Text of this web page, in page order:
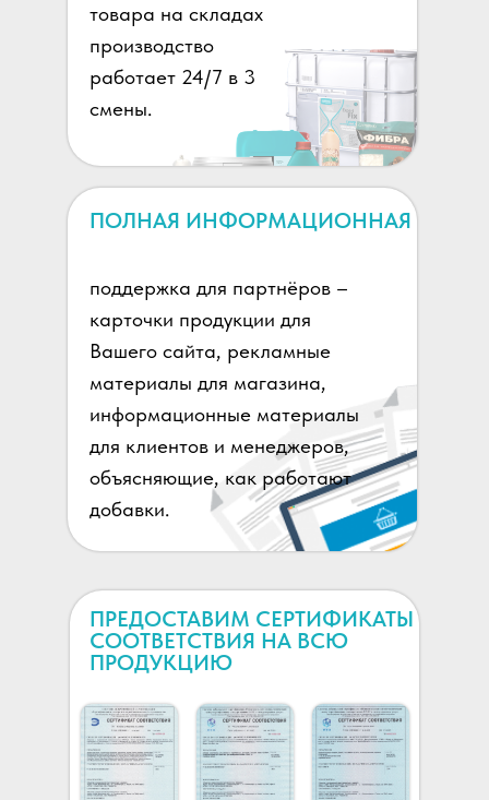
товара на складах
производство
работает 24/7 в 3
смены.
ПОЛНАЯ ИНФОРМАЦИОННАЯ
поддержка для партнёров –
карточки продукции для
Вашего сайта, рекламные
материалы для магазина,
информационные материалы
для клиентов и менеджеров,
объясняющие, как работают
добавки.
ПРЕДОСТАВИМ СЕРТИФИКАТЫ
СООТВЕТСТВИЯ НА ВСЮ
ПРОДУКЦИЮ